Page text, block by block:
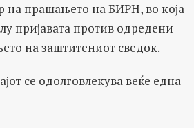
на прашањето на БИРН, во која
пријавата против одредени
на заштитениот сведок.
се одолговлекува веќе една